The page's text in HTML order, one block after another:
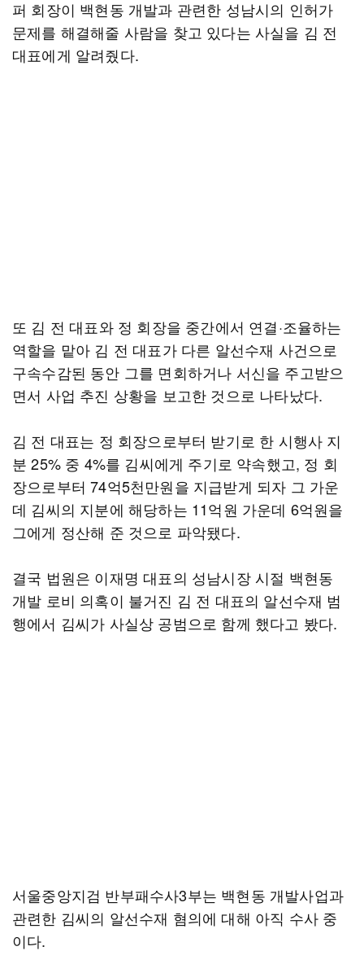
퍼 회장이 백현동 개발과 관련한 성남시의 인허가
문제를 해결해줄 사람을 찾고 있다는 사실을 김 전
대표에게 알려줬다.
또 김 전 대표와 정 회장을 중간에서 연결·조율하는
역할을 맡아 김 전 대표가 다른 알선수재 사건으로
구속수감된 동안 그를 면회하거나 서신을 주고받으
면서 사업 추진 상황을 보고한 것으로 나타났다.
김 전 대표는 정 회장으로부터 받기로 한 시행사 지
분 25% 중 4%를 김씨에게 주기로 약속했고, 정 회
장으로부터 74억5천만원을 지급받게 되자 그 가운
데 김씨의 지분에 해당하는 11억원 가운데 6억원을
그에게 정산해 준 것으로 파악됐다.
결국 법원은 이재명 대표의 성남시장 시절 백현동
개발 로비 의혹이 불거진 김 전 대표의 알선수재 범
행에서 김씨가 사실상 공범으로 함께 했다고 봤다.
서울중앙지검 반부패수사3부는 백현동 개발사업과
관련한 김씨의 알선수재 혐의에 대해 아직 수사 중
이다.